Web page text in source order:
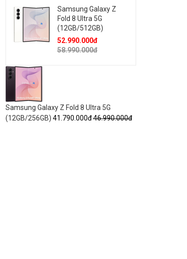
Samsung Galaxy Z
Fold 8 Ultra 5G
(12GB/512GB)
52.990.000đ
58.990.000đ
Samsung Galaxy Z Fold 8 Ultra 5G
(12GB/256GB) 41.790.000đ46.990.000đ